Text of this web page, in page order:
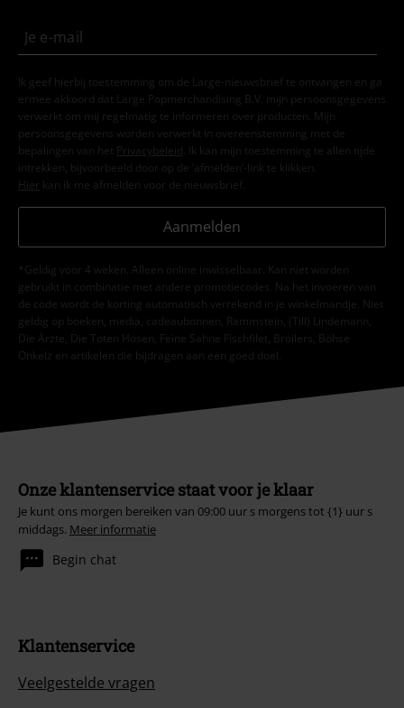
Ik geef hierbij toestemming om de Large-nieuwsbrief te ontvangen en ga
ermee akkoord dat Large Popmerchandising B.V. mijn persoonsgegevens
verwerkt om mij regelmatig te informeren over producten. Mijn
persoonsgegevens worden verwerkt in overeenstemming met de
bepalingen van het
Privacybeleid . Ik kan mijn toestemming te allen tijde
intrekken, bijvoorbeeld door op de ‘afmelden’-link te klikken.
Hier kan ik me afmelden voor de nieuwsbrief.
Aanmelden
*Geldig voor 4 weken. Alleen online inwisselbaar. Kan niet worden
gebruikt in combinatie met andere promotiecodes. Na het invoeren van
de code wordt de korting automatisch verrekend in je winkelmandje. Niet
geldig op boeken, media, cadeaubonnen, Rammstein, (Till) Lindemann,
Die Ärzte, Die Toten Hosen, Feine Sahne Fischfilet, Broilers, Böhse
Onkelz en artikelen die bijdragen aan een goed doel.
Onze klantenservice staat voor je klaar
Je kunt ons morgen bereiken van 09:00 uur s morgens tot {1} uur s
middags. Meer informatie
Begin chat
Klantenservice
Veelgestelde vragen